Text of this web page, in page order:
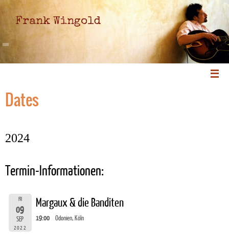
Frank Wingold
Dates
2024
Termin-Informationen:
FR
09
SEP
2022
Margaux & die Banditen
19:00 Odonien, Köln